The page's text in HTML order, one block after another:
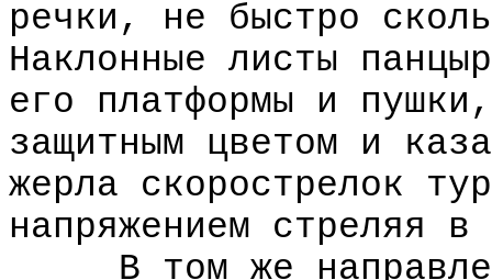
речки, не быстро
Наклонные листы
его платформы и
защитным цветом и
жерла скорострелок
напряжением стреляя
В том же